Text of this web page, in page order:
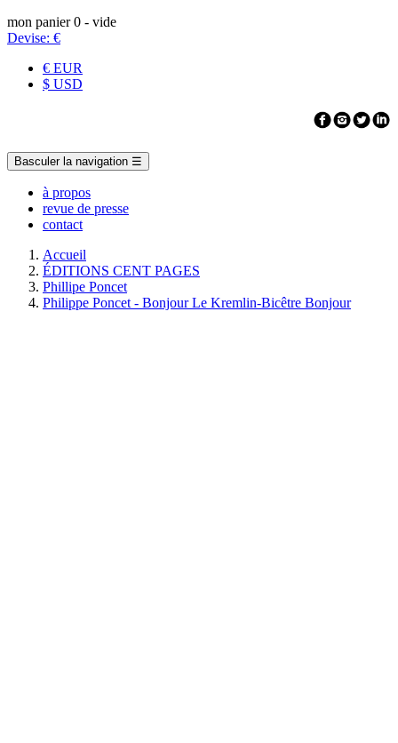
mon panier 0 - vide
Devise: €
€ EUR
$ USD
Basculer la navigation ☰
à propos
revue de presse
contact
Accueil
ÉDITIONS CENT PAGES
Phillipe Poncet
Philippe Poncet - Bonjour Le Kremlin-Bicêtre Bonjour